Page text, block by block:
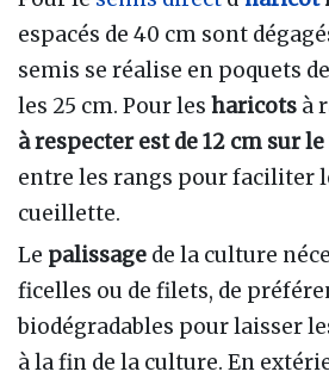
espacés de 40 cm sont
semis se réalise en poquets
les 25 cm. Pour les haricots à
à respecter est de 12 cm sur
entre les rangs pour faciliter
cueillette.
Le palissage de la culture
ficelles ou de filets, de
biodégradables pour laisser
à la fin de la culture. En